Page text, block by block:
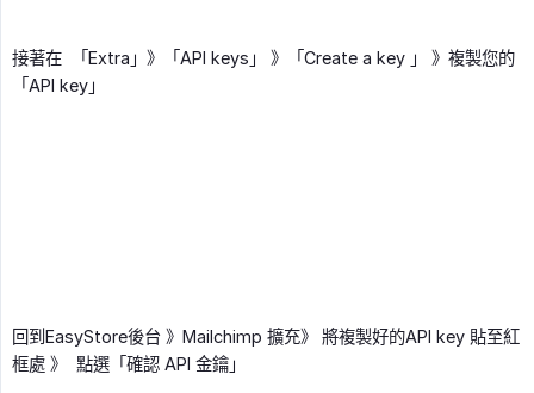
接著在 「Extra」》「API keys」 》「Create a key 」 》複製您的
「API key」
回到EasyStore後台 》Mailchimp 擴充》 將複製好的API key 貼至紅
框處 》 點選「確認 API 金鑰」